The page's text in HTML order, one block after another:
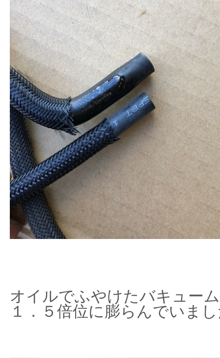
オイルでふやけたバキュー
１．５倍位に膨らんでいま